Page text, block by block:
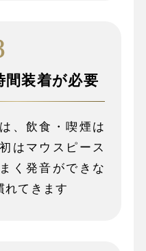
間装着が必要
、飲食・喫煙は
はマウスピース
く発音ができな
れてきます